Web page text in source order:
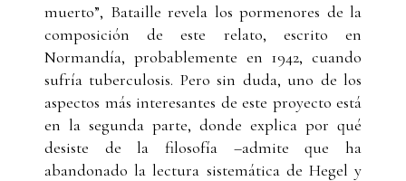
muerto”, Bataille revela los pormenores de la
composición de este relato, escrito en
Normandía, probablemente en 1942, cuando
sufría tuberculosis. Pero sin duda, uno de los
aspectos más interesantes de este proyecto está
en la segunda parte, donde explica por qué
desiste de la filosofía –admite que ha
abandonado la lectura sistemática de Hegel y